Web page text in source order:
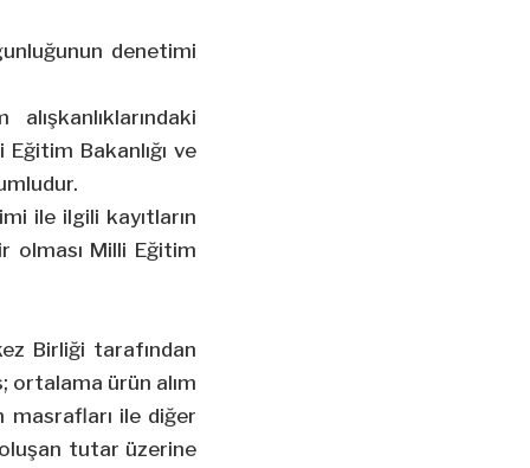
denetimi
Bakanlığı ve
ile ilgili kayıtların
olması Milli Eğitim
Birliği tarafından
ortalama ürün alım
masrafları ile diğer
tutar üzerine